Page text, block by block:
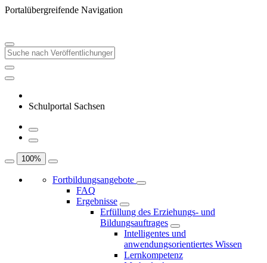
Portalübergreifende Navigation
Schulportal Sachsen
100%
Fortbildungsangebote
FAQ
Ergebnisse
Erfüllung des Erziehungs- und
Bildungsauftrages
Intelligentes und
anwendungsorientiertes Wissen
Lernkompetenz